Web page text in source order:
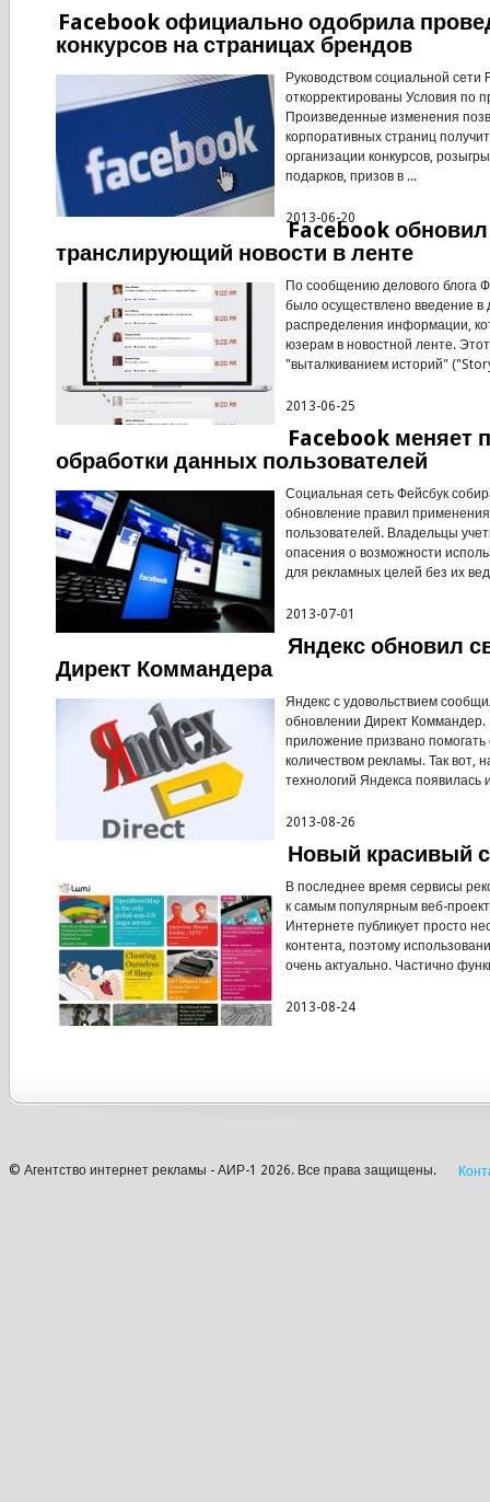
Facebook официально одобрила
конкурсов на страницах брендов
Руководством социальной сети
откорректированы Условия по
Произведенные изменения
корпоративных страниц
организации конкурсов,
подарков, призов в ...
2013-06-20
Facebook
транслирующий новости в ленте
По сообщению делового блога
было осуществлено введение в
распределения информации,
юзерам в новостной ленте.
"выталкиванием историй"
2013-06-25
Facebook меняет
обработки данных пользователей
Социальная сеть Фейсбук
обновление правил
пользователей. Владельцы
опасения о возможности
для рекламных целей без их
2013-07-01
Яндекс обновил
Директ Коммандера
Яндекс с удовольствием
обновлении Директ Коммандер.
приложение призвано
количеством рекламы. Так вот,
технологий Яндекса
2013-08-26
Новый красивый
В последнее время сервисы
к самым популярным веб-
Интернете публикует просто
контента, поэтому
очень актуально. Частично
2013-08-24
© Агентство интернет рекламы - АИР-1 2026. Все права защищены.